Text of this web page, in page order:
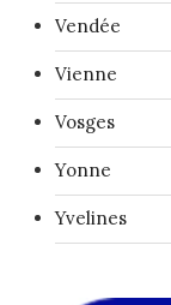
Vendée
Vienne
Vosges
Yonne
Yvelines